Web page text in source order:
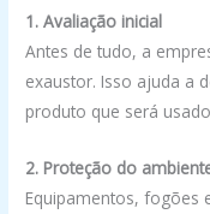
1. Avaliação inicial
Antes de tudo, a
exaustor. Isso ajuda a
produto que será
2. Proteção do
Equipamentos, fogões